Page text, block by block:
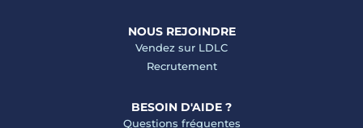
NOUS REJOINDRE
Vendez sur LDLC
Recrutement
BESOIN D'AIDE ?
Questions fréquentes